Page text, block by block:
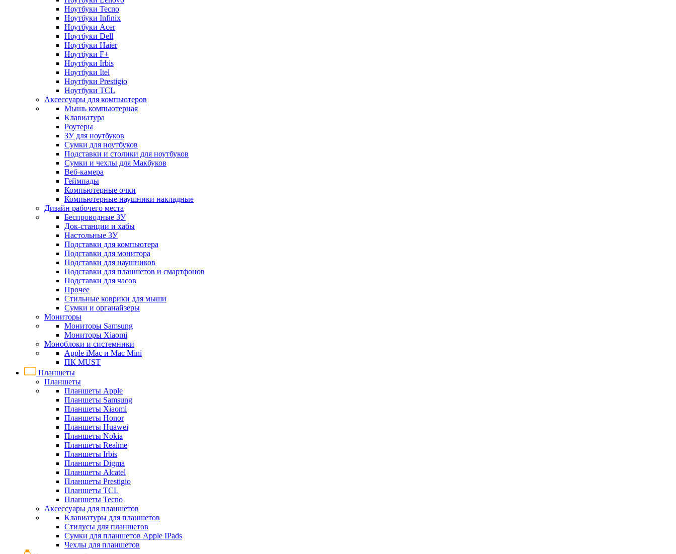
Ноутбуки Tecno
Ноутбуки Infinix
Ноутбуки Acer
Ноутбуки Dell
Ноутбуки Haier
Ноутбуки F+
Ноутбуки Irbis
Ноутбуки Itel
Ноутбуки Prestigio
Ноутбуки TCL
Аксессуары для компьютеров
Мышь компьютерная
Клавиатура
Роутеры
ЗУ для ноутбуков
Сумки для ноутбуков
Подставки и столики для ноутбуков
Сумки и чехлы для Макбуков
Веб-камера
Геймпады
Компьютерные очки
Компьютерные наушники накладные
Дизайн рабочего места
Беспроводные ЗУ
Док-станции и хабы
Настольные ЗУ
Подставки для компьютера
Подставки для монитора
Подставки для наушников
Подставки для планшетов и смартфонов
Подставки для часов
Прочее
Стильные коврики для мыши
Сумки и органайзеры
Мониторы
Мониторы Samsung
Мониторы Xiaomi
Моноблоки и системники
Apple iMac и Mac Mini
ПК MUST
Планшеты
Планшеты
Планшеты Apple
Планшеты Samsung
Планшеты Xiaomi
Планшеты Honor
Планшеты Huawei
Планшеты Nokia
Планшеты Realme
Планшеты Irbis
Планшеты Digma
Планшеты Alcatel
Планшеты Prestigio
Планшеты TCL
Планшеты Tecno
Аксессуары для планшетов
Клавиатуры для планшетов
Стилусы для планшетов
Сумки для планшетов Apple IPads
Чехлы для планшетов